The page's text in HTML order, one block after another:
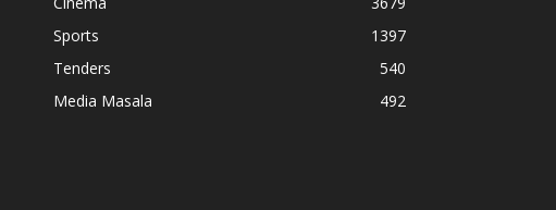
Sports
1397
Tenders
540
Media Masala
492